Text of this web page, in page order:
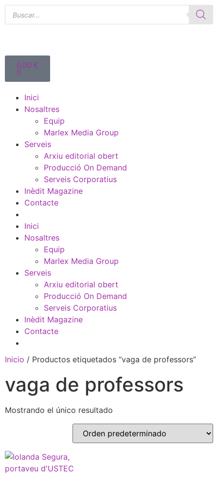
0,00 €
0
Inici
Nosaltres
Equip
Marlex Media Group
Serveis
Arxiu editorial obert
Producció On Demand
Serveis Corporatius
Inèdit Magazine
Contacte
Inici
Nosaltres
Equip
Marlex Media Group
Serveis
Arxiu editorial obert
Producció On Demand
Serveis Corporatius
Inèdit Magazine
Contacte
Inicio / Productos etiquetados “vaga de professors”
vaga de professors
Mostrando el único resultado